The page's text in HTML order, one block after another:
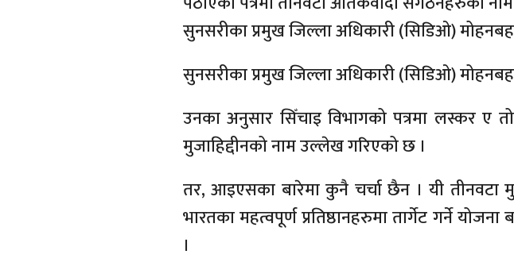
सुनसरीका प्रमुख जिल्ला अधिकारी (सिडिओ)
सुनसरीका प्रमुख जिल्ला अधिकारी (सिडिओ)
उनका अनुसार सिँचाइ विभागको पत्रमा लस्कर ए
मुजाहिद्दीनको नाम उल्लेख गरिएको छ ।
तर, आइएसका बारेमा कुनै चर्चा छैन । यी तीनवटा
भारतका महत्वपूर्ण प्रतिष्ठानहरुमा तार्गेट गर्ने
।